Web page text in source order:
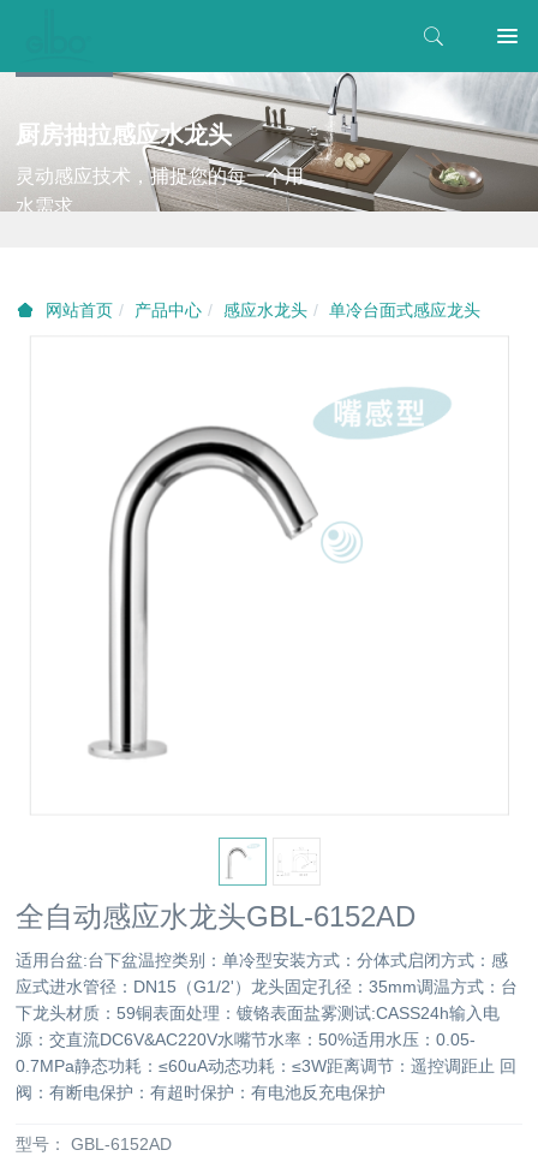
厨房抽拉感应水龙头
灵动感应技术，捕捉您的每一个用
水需求
网站首页 产品中心 感应水龙头 单冷台面式感应龙头
全自动感应水龙头GBL-6152AD
适用台盆:台下盆温控类别：单冷型安装方式：分体式启闭方式：感
应式进水管径：DN15（G1/2'）龙头固定孔径：35mm调温方式：台
下龙头材质：59铜表面处理：镀铬表面盐雾测试:CASS24h输入电
源：交直流DC6V&AC220V水嘴节水率：50%适用水压：0.05-
0.7MPa静态功耗：≤60uA动态功耗：≤3W距离调节：遥控调距止 回
阀：有断电保护：有超时保护：有电池反充电保护
型号：
GBL-6152AD